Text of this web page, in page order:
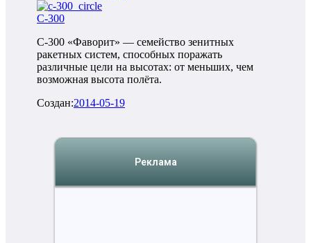
С-300
С-300 «Фаворит» — семейство зенитных
ракетных систем, способных поражать
различные цели на высотах: от меньших, чем
возможная высота полёта.
Создан:2014-05-19
Реклама